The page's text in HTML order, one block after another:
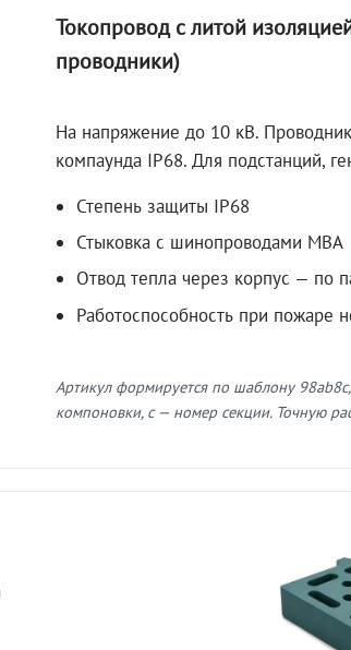
Токопровод с литой
проводники)
На напряжение до 10 кВ.
компаунда IP68. Для подстанций,
Степень защиты IP68
Стыковка с шинопроводами МВА
Отвод тепла через корпус — по
Работоспособность при
Артикул формируется по шаблону
компоновки, c — номер секции. Точную